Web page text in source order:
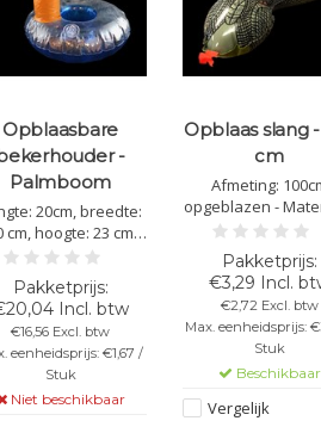
Opblaasbare
-
Palmboom
20cm, breedte:
cm, hoogte: 23 cm
(opgeblazen) - De
goed vol
voor het
beste resultaat!
Incl. btw
€16,56 Excl. btw
eenheidsprijs: €1,67 /
Stuk
Niet beschikbaar
Opblaas slang
cm
Afmeting:
opgeblazen -
PVC - Gemakkelijk
op te blazen -
kronkelig
€3,29 Incl.
€2,72 Excl. btw
Max. eenheidsprijs:
Stuk
Beschikbaar
Vergelijk